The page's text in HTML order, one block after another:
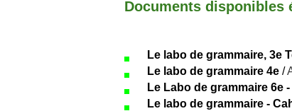
Documents disponibles
Le labo de grammaire, 3e
Le labo de grammaire 4e /
Le Labo de grammaire 6e
Le labo de grammaire -